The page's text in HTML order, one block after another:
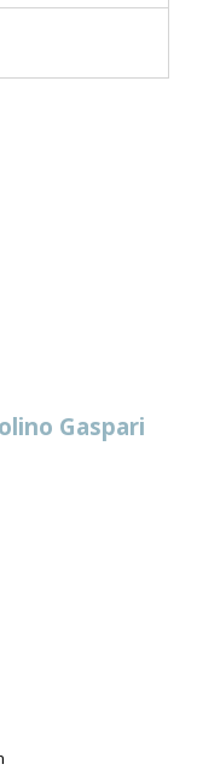
Gaspari